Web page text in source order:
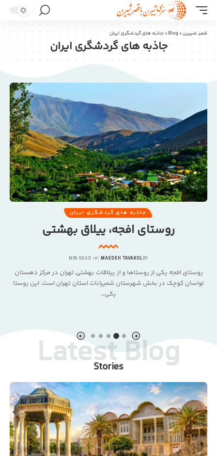
قصر شیرین>
Blog
> جاذبه های گردشگری ایران
جاذبه های گردشگری ایران
جاذبه های گردشگری ایران
روستای افجه، ییلاق بهشتی
BY
MAEDEH TAVAKOL
14 MIN READ
روستای افجه یکی از روستاها و از ییلاقات بهشتی تهران در مرکز دهستان
لواسان کوچک در بخش شهرستان شمیرانات استان تهران است. این روستا
یکی…
Stories
Latest Blog